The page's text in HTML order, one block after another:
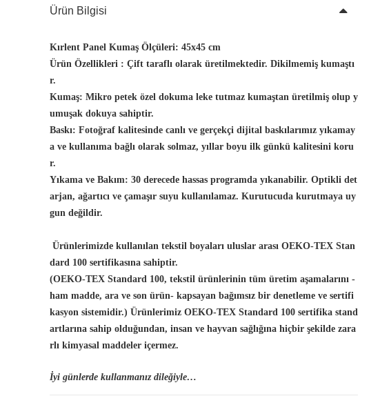
Ürün Bilgisi
Kırlent Panel Kumaş Ölçüleri: 45x45 cm
Ürün Özellikleri : Çift taraflı olarak üretilmektedir. Dikilmemiş kumaştı
r.
Kumaş: Mikro petek özel dokuma leke tutmaz kumaştan üretilmiş olup y
umuşak dokuya sahiptir.
Baskı: Fotoğraf kalitesinde canlı ve gerçekçi dijital baskılarımız yıkamay
a ve kullanıma bağlı olarak solmaz, yıllar boyu ilk günkü kalitesini koru
r.
Yıkama ve Bakım: 30 derecede hassas programda yıkanabilir. Optikli det
arjan, ağartıcı ve çamaşır suyu kullanılamaz. Kurutucuda kurutmaya uy
gun değildir.
Ürünlerimizde kullanılan tekstil boyaları uluslar arası OEKO-TEX Stan
dard 100 sertifikasına sahiptir.
(OEKO-TEX Standard 100, tekstil ürünlerinin tüm üretim aşamalarını -
ham madde, ara ve son ürün- kapsayan bağımsız bir denetleme ve sertifi
kasyon sistemidir.) Ürünlerimiz OEKO-TEX Standard 100 sertifika stand
artlarına sahip olduğundan, insan ve hayvan sağlığına hiçbir şekilde zara
rlı kimyasal maddeler içermez.
İyi günlerde kullanmanız dileğiyle…